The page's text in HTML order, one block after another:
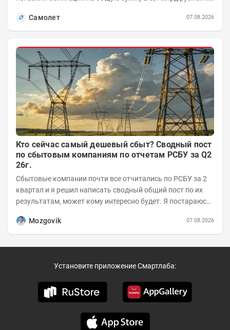
Самолет
07.08.2026
Кто сейчас самый дешевый сбыт? Сводный пост
по сбытовым компаниям по отчетам РСБУ за Q2
26г.
Сбытовые компании почти все отчитались по РСБУ за 2
квартал и я решил написать сводный общий пост по их
результатам, может кому интересно будет. Я постараюсь
Mozgovik
07.08.2026
Установите приложение Смартлаба: